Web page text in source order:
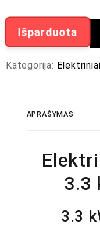
Išparduota
Kategorija:
APRAŠYMAS
3.3
3.3